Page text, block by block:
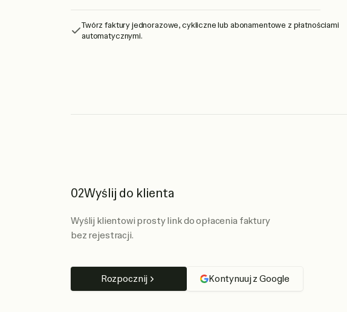
Twórz faktury jednorazowe, cykliczne lub abonamentowe z płatnościami
automatycznymi.
02Wyślij do klienta
Wyślij klientowi prosty link do opłacenia faktury
bez rejestracji.
Rozpocznij Kontynuuj z Google